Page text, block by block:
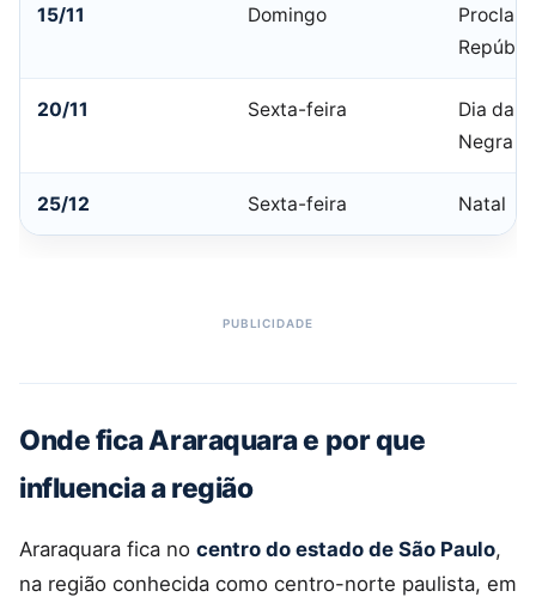
15/11 Domingo
20/11 Sexta-feira
Dia da
Negra
25/12 Sexta-feira Natal
Onde fica Araraquara e por que
influencia a região
Araraquara fica no centro do estado de São Paulo,
na região conhecida como centro-norte paulista, em